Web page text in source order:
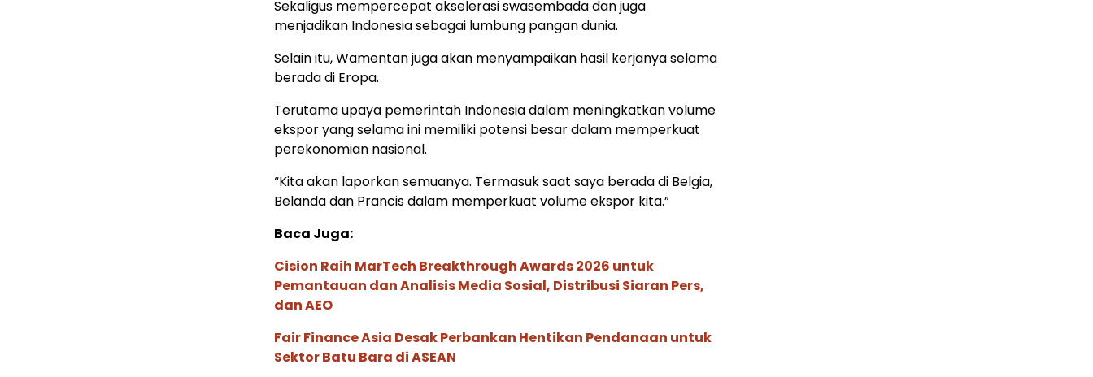
Sekaligus mempercepat akselerasi swasembada dan juga
menjadikan Indonesia sebagai lumbung pangan dunia.
Selain itu, Wamentan juga akan menyampaikan hasil kerjanya selama
berada di Eropa.
Terutama upaya pemerintah Indonesia dalam meningkatkan volume
ekspor yang selama ini memiliki potensi besar dalam memperkuat
perekonomian nasional.
“Kita akan laporkan semuanya. Termasuk saat saya berada di Belgia,
Belanda dan Prancis dalam memperkuat volume ekspor kita.”
Baca Juga:
Cision Raih MarTech Breakthrough Awards 2026 untuk
Pemantauan dan Analisis Media Sosial, Distribusi Siaran Pers,
dan AEO
Fair Finance Asia Desak Perbankan Hentikan Pendanaan untuk
Sektor Batu Bara di ASEAN